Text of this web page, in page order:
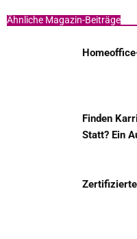
Ähnliche Magazin-Beiträge
Finden
Statt? Ein